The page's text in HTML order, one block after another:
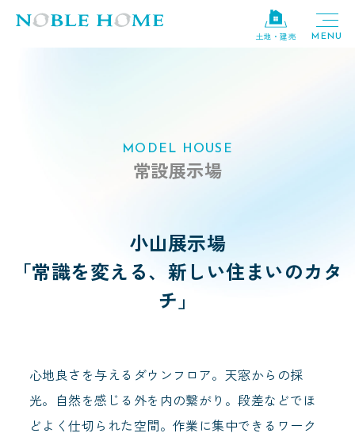
土地・建売
MODEL HOUSE
常設展示場
小山展示場
「常識を変える、新しい住まいのカタ
チ」
心地良さを与えるダウンフロア。天窓からの採
光。自然を感じる外を内の繋がり。段差などでほ
どよく仕切られた空間。作業に集中できるワーク